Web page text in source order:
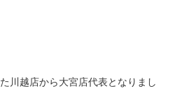
川越店から大宮店代表となりまし